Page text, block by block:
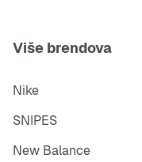
Više brendova
Nike
SNIPES
New Balance